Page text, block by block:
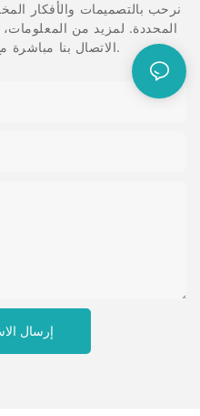
نرحب بالتصميمات والأفكار
المحددة. لمزيد من المعلومات،
الاتصال بنا مباشرة مع أسئلة أو استفسارات.
إرسال